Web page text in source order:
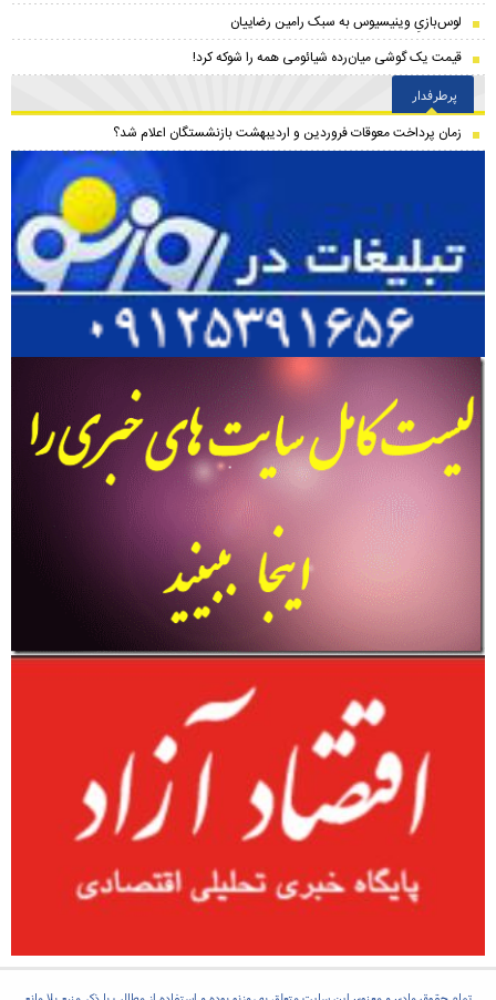
لوس‌بازیِ وینیسیوس به سبک رامین رضاییان
قیمت یک گوشی میان‌رده شیائومی همه را شوکه کرد!
پرطرفدار
زمان پرداخت معوقات فروردین و اردیبهشت بازنشستگان اعلام شد؟